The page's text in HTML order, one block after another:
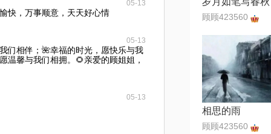
05-13
快，万事顺意，天天好心情
05-13
们相伴；🌺幸福的时光，愿快乐与我
温馨与我们相拥。🌻亲爱的顾姐姐，
05-13
顾顾423560
相思的雨
顾顾423560